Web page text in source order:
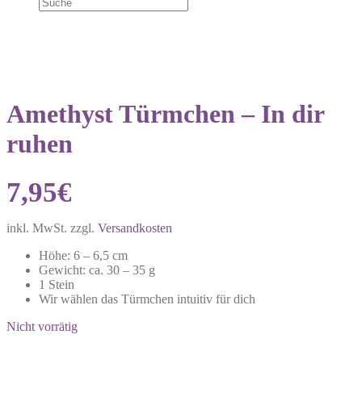
Amethyst Türmchen – In dir
ruhen
7,95€
inkl. MwSt. zzgl. Versandkosten
Höhe: 6 – 6,5 cm
Gewicht: ca. 30 – 35 g
1 Stein
Wir wählen das Türmchen intuitiv für dich
Nicht vorrätig